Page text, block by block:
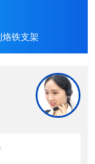
烙铁支架